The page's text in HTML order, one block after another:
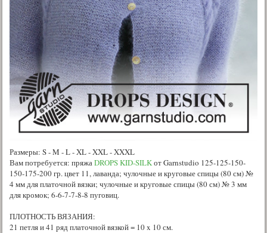
Размеры: S - M - L - XL - XXL - XXXL
Вам потребуется: пряжаDROPS KID-SILKот Garnstudio 125-125-150-
150-175-200 гр. цвет 11, лаванда; чулочные и круговые спицы (80 см) №
4 мм для платочной вязки; чулочные и круговые спицы (80 см) № 3 мм
для кромок; 6-6-7-7-8-8 пуговиц.
ПЛОТНОСТЬ ВЯЗАНИЯ:
21 петля и 41 ряд платочной вязкой = 10 x 10 см.